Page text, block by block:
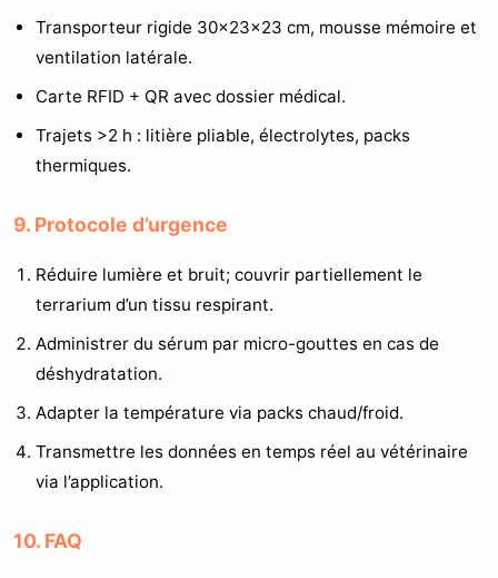
Transporteur rigide 30x23x23 cm, mousse mémoire et
ventilation latérale.
Carte RFID + QR avec dossier médical.
Trajets >2 h : litière pliable, électrolytes, packs
thermiques.
9. Protocole d’urgence
Réduire lumière et bruit; couvrir partiellement le
terrarium d’un tissu respirant.
Administrer du sérum par micro-gouttes en cas de
déshydratation.
Adapter la température via packs chaud/froid.
Transmettre les données en temps réel au vétérinaire
via l’application.
10. FAQ